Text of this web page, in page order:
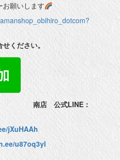
お願いします
ください。
南店 公式LINE：
jXuHAAh
u87oq3yl